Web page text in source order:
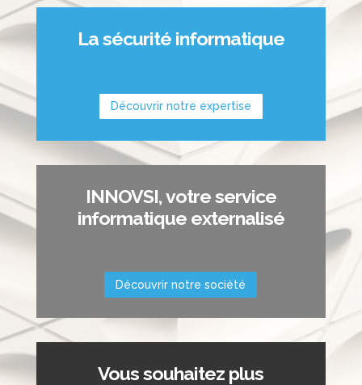
La sécurité informatique
Découvrir notre expertise
INNOVSI, votre service
informatique externalisé
Découvrir notre société
Vous souhaitez plus